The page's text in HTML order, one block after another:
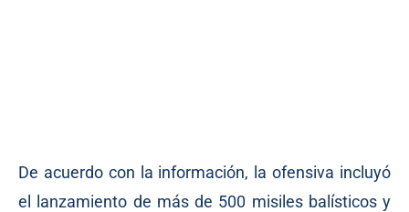
De acuerdo con la información, la ofensiva incluyó
el lanzamiento de más de 500 misiles balísticos y